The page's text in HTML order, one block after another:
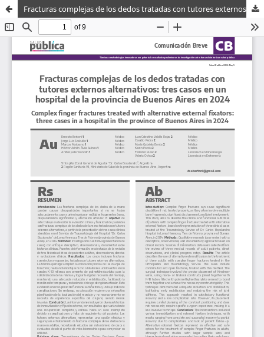
Fracturas complejas de los dedos tratadas con tutores externos alternativos